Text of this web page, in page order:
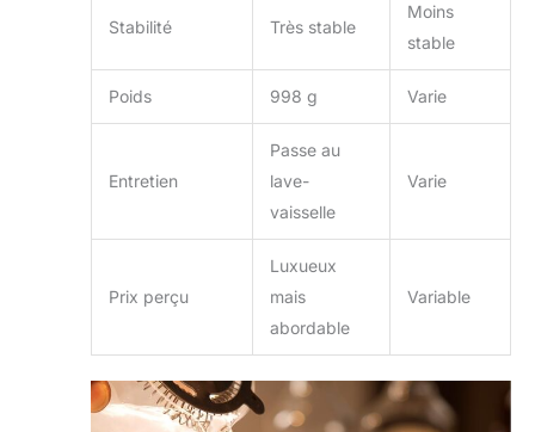
Stabilité Très stable
Moins
stable
Poids 998 g Varie
Entretien
Passe au
lave-
vaisselle
Varie
Prix perçu
Luxueux
mais
abordable
Variable